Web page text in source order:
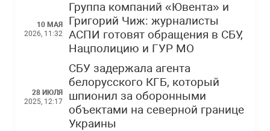
10 МАЯ
2026, 11:32
Группа компаний «Ювента» и
Григорий Чиж: журналисты
АСПИ готовят обращения в СБУ,
Нацполицию и ГУР МО
28 ИЮЛЯ
2025, 12:17
СБУ задержала агента
белорусского КГБ, который
шпионил за оборонными
объектами на северной границе
Украины